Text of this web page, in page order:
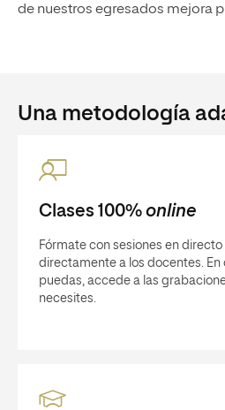
de nuestros egresados mejora
Una metodología
Clases 100% online
Fórmate con sesiones en
directamente a los docentes. En
puedas, accede a las
necesites.